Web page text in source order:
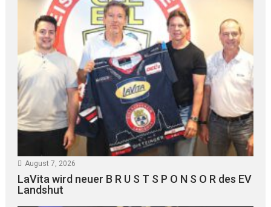
August 7, 2026
LaVita wird neuer B R U S T S P O N S O R des EV
Landshut